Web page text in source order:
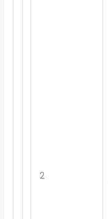
2